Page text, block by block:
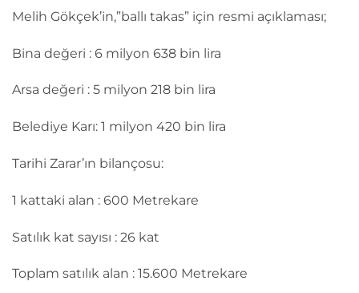
Melih Gökçek’in,”ballı takas” için resmi açıklaması;
Bina değeri : 6 milyon 638 bin lira
Arsa değeri : 5 milyon 218 bin lira
Belediye Karı: 1 milyon 420 bin lira
Tarihi Zarar’ın bilançosu:
1 kattaki alan : 600 Metrekare
Satılık kat sayısı : 26 kat
Toplam satılık alan : 15.600 Metrekare